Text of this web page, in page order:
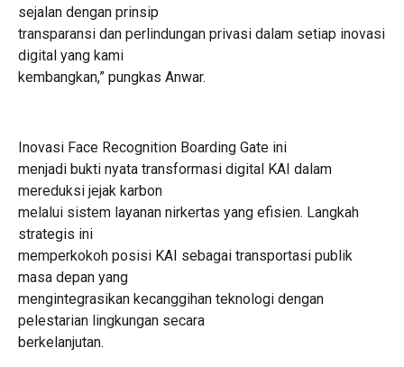
sejalan dengan prinsip
transparansi dan perlindungan privasi dalam setiap inovasi
digital yang kami
kembangkan,” pungkas Anwar.
Inovasi Face Recognition Boarding Gate ini
menjadi bukti nyata transformasi digital KAI dalam
mereduksi jejak karbon
melalui sistem layanan nirkertas yang efisien. Langkah
strategis ini
memperkokoh posisi KAI sebagai transportasi publik
masa depan yang
mengintegrasikan kecanggihan teknologi dengan
pelestarian lingkungan secara
berkelanjutan.